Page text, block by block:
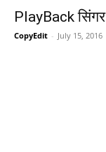
PlayBack
CopyEdit - July 15, 2016